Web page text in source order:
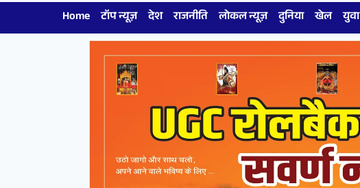
Home टॉप न्यूज़ देश राजनीति लोकल न्यूज़ दुनिया खेल युवा